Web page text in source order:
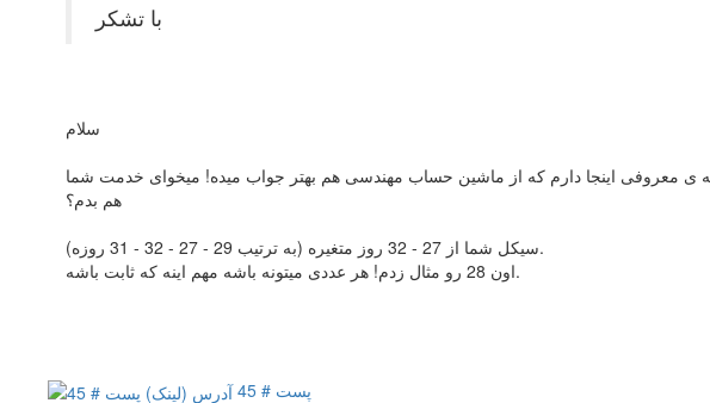
با تشکر
سلام
شروع تا شروع! یه چرتکه ی معروفی اینجا دارم که از ماشین حساب مهندسی هم بهتر جواب میده! میخوای خدمت شما
هم بدم؟
سیکل شما از 27 - 32 روز متغیره (به ترتیب 29 - 27 - 32 - 31 روزه).
اون 28 رو مثال زدم! هر عددی میتونه باشه مهم اینه که ثابت باشه.
پست # 45